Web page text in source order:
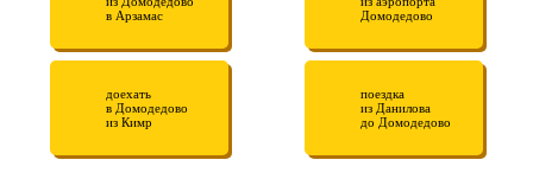
в Арзамас
Домодедово
доехать
в Домодедово
из Кимр
поездка
из Данилова
до Домодедово